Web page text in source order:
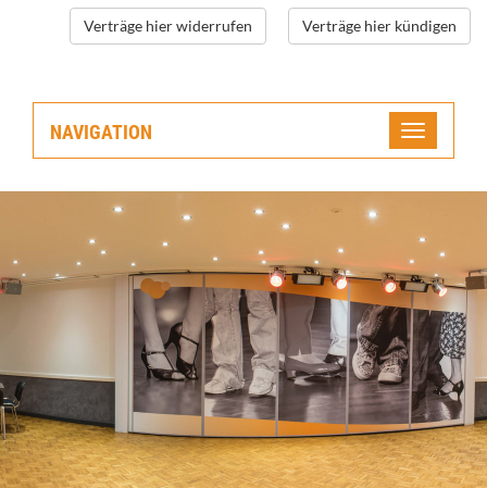
Verträge hier widerrufen Verträge hier kündigen
NAVIGATION
Toggle